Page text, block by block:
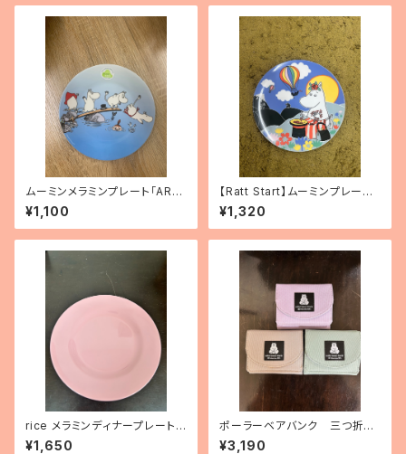
ムーミンメラミンプレート「ARC
HIPELAGO」
¥1,100
【Ratt Start】ムーミンプレート
「Festivities」
¥1,320
rice メラミンディナープレート
（バレエシューズピンク）
¥1,650
ポーラーベアバンク 三つ折り
ミニ財布
¥3,190